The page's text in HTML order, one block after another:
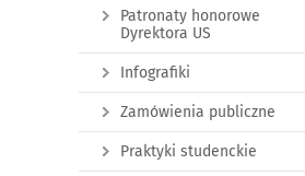
Patronaty honorowe
Dyrektora US
Infografiki
Zamówienia publiczne
Praktyki studenckie